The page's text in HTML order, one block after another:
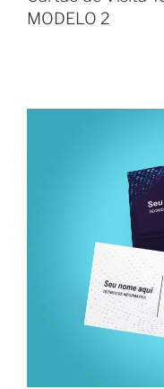
MODELO 2